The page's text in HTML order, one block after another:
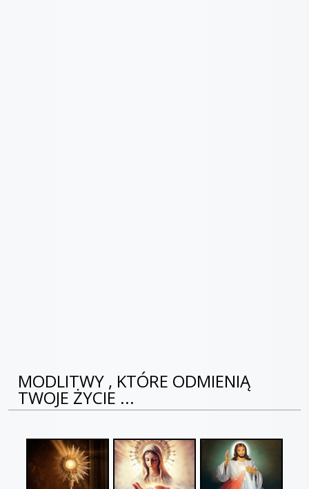
MODLITWY , KTÓRE ODMIENIĄ
TWOJE ŻYCIE ...